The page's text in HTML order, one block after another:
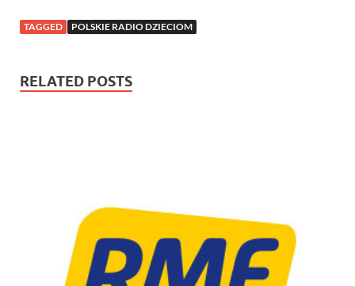
TAGGED POLSKIE RADIO DZIECIOM
RELATED POSTS